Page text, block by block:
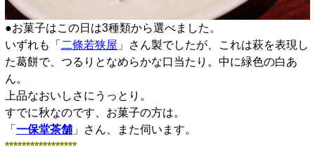
●お菓子はこの日は3種類から選べました。
いずれも「 二條若狭屋 」さん製でしたが、これは萩を表現し
た葛餅で、つるりとなめらかな口当たり。中に緑色の白あ
ん。
上品なおいしさにうっとり。
すでに秋なのです、お菓子の方は。
「 一保堂茶舗」さん、また伺います。
*****************